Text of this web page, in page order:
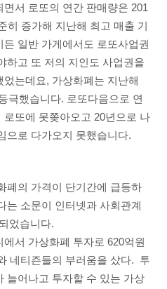
서 로또의 연간 판매량은 201
히 증가해 지난해 최고 매출 기
일반 가게에서도 로또사업권
하고 또 저의 지인도 사업권을
는데요, 가상화폐는 지난해
극했습니다. 로또다음으로 연
또에 못쫒아오고 20년으로 나
으로 다가오지 못했습니다.
폐의 가격이 단기간에 급등하
는 소문이 인터넷과 사회관계
었습니다.
서 가상화폐 투자로 620억원
네티즌들의 부러움을 샀다. 투
늘어나고 투자할 수 있는 가상